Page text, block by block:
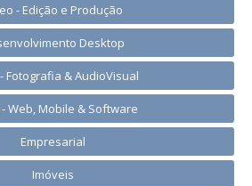
- Edição e Produção
Desktop
Fotografia & AudioVisual
Web, Mobile & Software
Empresarial
Imóveis